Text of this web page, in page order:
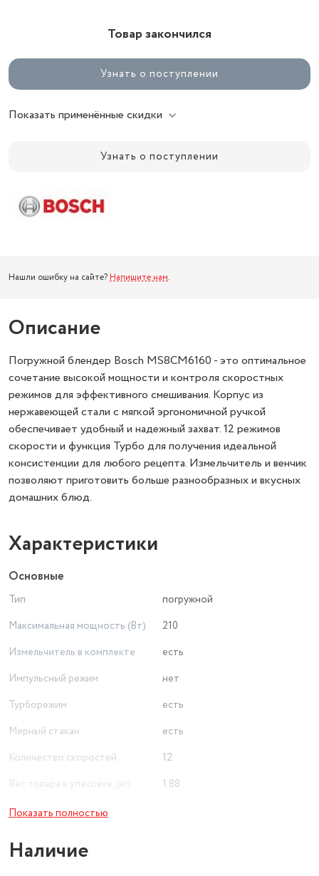
Товар закончился
Узнать о поступлении
Показать применённые скидки
Узнать о поступлении
Нашли ошибку на сайте? Напишите нам.
Описание
Погружной блендер Bosch MS8CM6160 - это оптимальное
сочетание высокой мощности и контроля скоростных
режимов для эффективного смешивания. Корпус из
нержавеющей стали с мягкой эргономичной ручкой
обеспечивает удобный и надежный захват. 12 режимов
скорости и функция Турбо для получения идеальной
консистенции для любого рецепта. Измельчитель и венчик
позволяют приготовить больше разнообразных и вкусных
домашних блюд.
Характеристики
Основные
Тип
погружной
Максимальная мощность (Вт)
210
Измельчитель в комплекте
есть
Импульсный режим
нет
Турборежим
есть
Мерный стакан
есть
Количество скоростей
12
Вес товара в упаковке, (кг)
1.88
Режимы
Показать полностью
Наличие